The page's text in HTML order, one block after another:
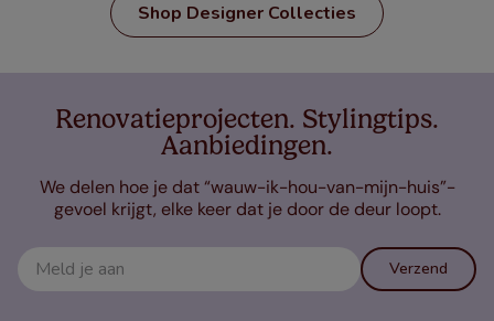
Shop Designer Collecties
Renovatieprojecten. Stylingtips.
Aanbiedingen.
We delen hoe je dat “wauw-ik-hou-van-mijn-huis”-
gevoel krijgt, elke keer dat je door de deur loopt.
Verzend